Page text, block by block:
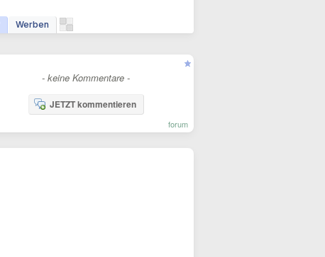
Werben
- keine Kommentare -
JETZT kommentieren
forum